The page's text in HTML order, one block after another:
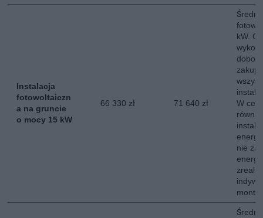
Instalacja
fotowoltaiczn
a na gruncie
o mocy 15 kW
66 330 zł 71 640 zł
Średni
kW.
W
nie
Średni